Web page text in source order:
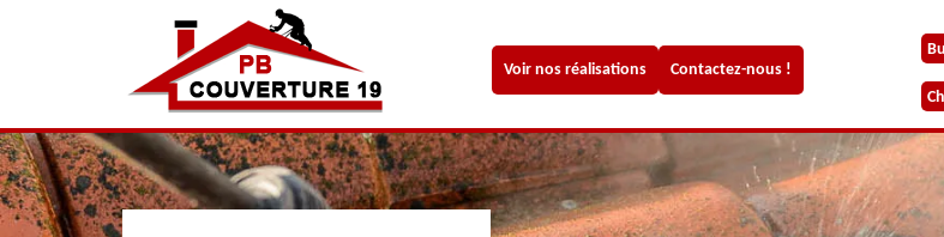
Voir nos réalisations Contactez-nous !